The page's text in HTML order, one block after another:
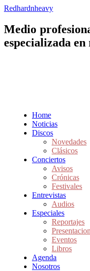
Redhardnheavy
Medio
especializada
Home
Noticias
Discos
Novedades
Clásicos
Conciertos
Avisos
Crónicas
Festivales
Entrevistas
Audios
Especiales
Reportajes
Eventos
Libros
Agenda
Nosotros